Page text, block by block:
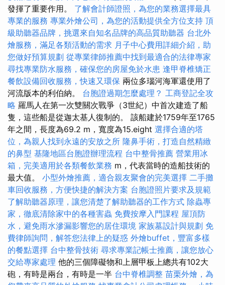
發揮了重要作用。 了解會計師證照，為您的業務選擇最具
專業的服務 專業外燴公司，為您的活動提供全方位支持 頂
級助聽器品牌，挑選來自知名品牌的高品質助聽器 台北外
燴服務，滿足各類活動的需求 月子中心費用詳細介紹，助
您做好預算規劃 從專業律師推薦中找到最適合的法律專家
尋找專業防水服務，確保您的房屋免於水患 逢甲脊椎矯正
餐飲設備回收服務，快速又環保 兩位多瑙河海軍還使用了
河流版本的利伯納。 台胞證過期怎麼處理？ 工商登記全攻
略 羅馬人在第一次雙關次戰爭（3世紀）中首次建造了船
隻，這些船是從迦太基人復制的。 該船建於1759年至1765
年之間，長度為69.2 m，寬度為15.eight 選擇合適的塔
位，為親人找到永遠的安放之所 隆鼻手術，打造自然精緻
的鼻型 基隆地區台胞證辦理流程 台中整骨推薦 營業用冰
箱，完美適用於各類餐飲業務 m，代表當時的造船技術的
最大值。 小型外燴推薦，適合親友聚會的完美選擇 二手攤
車回收服務，方便快捷的解決方案 台胞證照片要求及規範
了解助聽器原理，讓您清楚了解助聽器的工作方式 除蟲專
家，徹底清除家中的各種害蟲 免費按摩入門課程 屋頂防
水，避免雨水滲漏影響您的居住環境 家族墓設計與規劃 免
費律師詢問，解答您法律上的疑惑 外燴buffet，豐富多樣
的餐點選擇 台中整骨技術 尋求專業記帳士推薦，讓您放心
交給專家處理 他的三個障礙物和上層甲板上總共有102大
砲，有時是兩台，有時是一半 台中脊椎調整 苗栗外燴，為